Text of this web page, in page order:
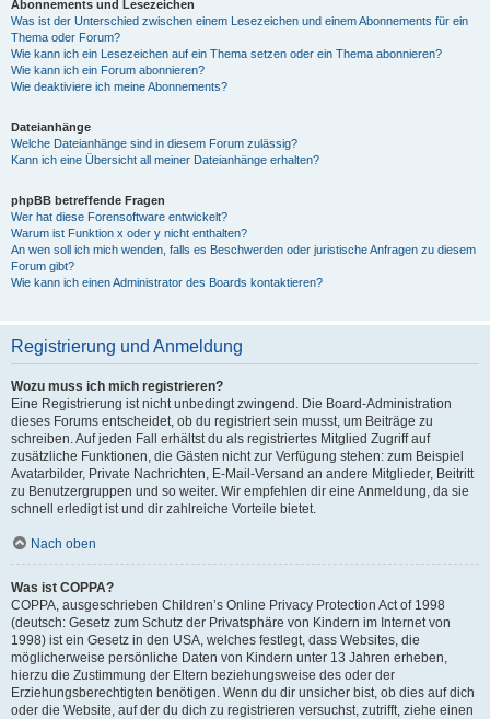
Abonnements und Lesezeichen
Was ist der Unterschied zwischen einem Lesezeichen und einem Abonnements für ein
Thema oder Forum?
Wie kann ich ein Lesezeichen auf ein Thema setzen oder ein Thema abonnieren?
Wie kann ich ein Forum abonnieren?
Wie deaktiviere ich meine Abonnements?
Dateianhänge
Welche Dateianhänge sind in diesem Forum zulässig?
Kann ich eine Übersicht all meiner Dateianhänge erhalten?
phpBB betreffende Fragen
Wer hat diese Forensoftware entwickelt?
Warum ist Funktion x oder y nicht enthalten?
An wen soll ich mich wenden, falls es Beschwerden oder juristische Anfragen zu diesem
Forum gibt?
Wie kann ich einen Administrator des Boards kontaktieren?
Registrierung und Anmeldung
Wozu muss ich mich registrieren?
Eine Registrierung ist nicht unbedingt zwingend. Die Board-Administration
dieses Forums entscheidet, ob du registriert sein musst, um Beiträge zu
schreiben. Auf jeden Fall erhältst du als registriertes Mitglied Zugriff auf
zusätzliche Funktionen, die Gästen nicht zur Verfügung stehen: zum Beispiel
Avatarbilder, Private Nachrichten, E-Mail-Versand an andere Mitglieder, Beitritt
zu Benutzergruppen und so weiter. Wir empfehlen dir eine Anmeldung, da sie
schnell erledigt ist und dir zahlreiche Vorteile bietet.
Nach oben
Was ist COPPA?
COPPA, ausgeschrieben Children’s Online Privacy Protection Act of 1998
(deutsch: Gesetz zum Schutz der Privatsphäre von Kindern im Internet von
1998) ist ein Gesetz in den USA, welches festlegt, dass Websites, die
möglicherweise persönliche Daten von Kindern unter 13 Jahren erheben,
hierzu die Zustimmung der Eltern beziehungsweise des oder der
Erziehungsberechtigten benötigen. Wenn du dir unsicher bist, ob dies auf dich
oder die Website, auf der du dich zu registrieren versuchst, zutrifft, ziehe einen